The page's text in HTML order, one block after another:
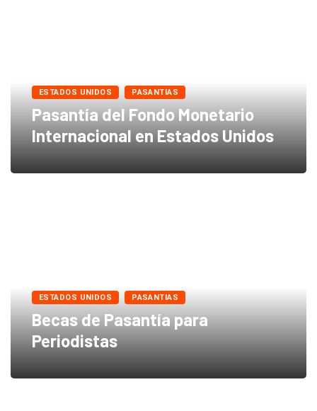
ESTADOS UNIDOS PASANTIAS
Pasantía del Fondo Monetario
Internacional en Estados Unidos
ESTADOS UNIDOS PASANTIAS
Becas de Pasantía para
Periodistas